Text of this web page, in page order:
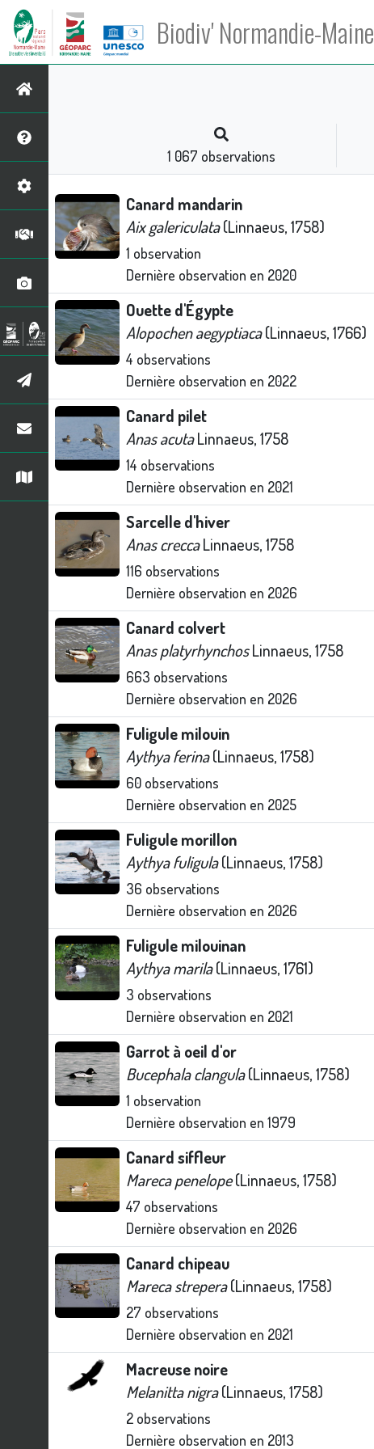
Biodiv' Normandie-Maine
1 067 observations
Canard mandarin
Aix galericulata(Linnaeus, 1758)
1 observation
Dernière observation en 2020
Ouette d'Égypte
Alopochen aegyptiaca(Linnaeus, 1766)
4 observations
Dernière observation en 2022
Canard pilet
Anas acutaLinnaeus, 1758
14 observations
Dernière observation en 2021
Sarcelle d'hiver
Anas creccaLinnaeus, 1758
116 observations
Dernière observation en 2026
Canard colvert
Anas platyrhynchosLinnaeus, 1758
663 observations
Dernière observation en 2026
Fuligule milouin
Aythya ferina(Linnaeus, 1758)
60 observations
Dernière observation en 2025
Fuligule morillon
Aythya fuligula(Linnaeus, 1758)
36 observations
Dernière observation en 2026
Fuligule milouinan
Aythya marila(Linnaeus, 1761)
3 observations
Dernière observation en 2021
Garrot à oeil d'or
Bucephala clangula(Linnaeus, 1758)
1 observation
Dernière observation en 1979
Canard siffleur
Mareca penelope(Linnaeus, 1758)
47 observations
Dernière observation en 2026
Canard chipeau
Mareca strepera(Linnaeus, 1758)
27 observations
Dernière observation en 2021
Macreuse noire
Melanitta nigra(Linnaeus, 1758)
2 observations
Dernière observation en 2013